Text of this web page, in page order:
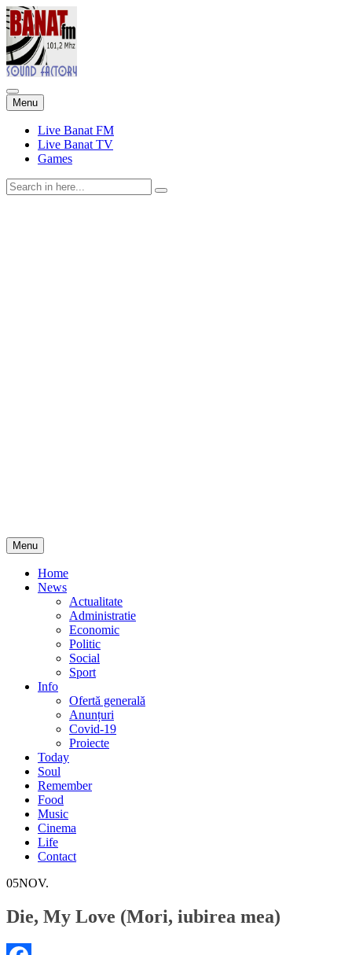
Menu Skip
to
content
Live Banat FM
Live Banat TV
Games
Search
for:
Menu Skip
to
content
Home
News
Actualitate
Administratie
Economic
Politic
Social
Sport
Info
Ofertă generală
Anunțuri
Covid-19
Proiecte
Today
Soul
Remember
Food
Music
Cinema
Life
Contact
05NOV.
Die, My Love (Mori, iubirea mea)